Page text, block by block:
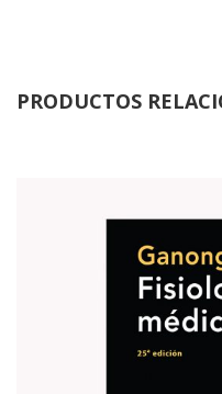
PRODUCTOS